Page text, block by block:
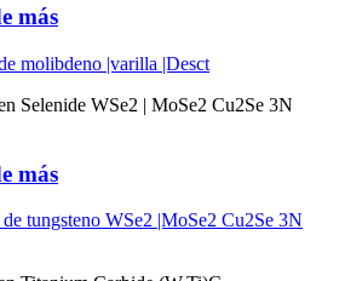
más
molibdeno |varilla |Desct
más
tungsteno WSe2 |MoSe2 Cu2Se 3N